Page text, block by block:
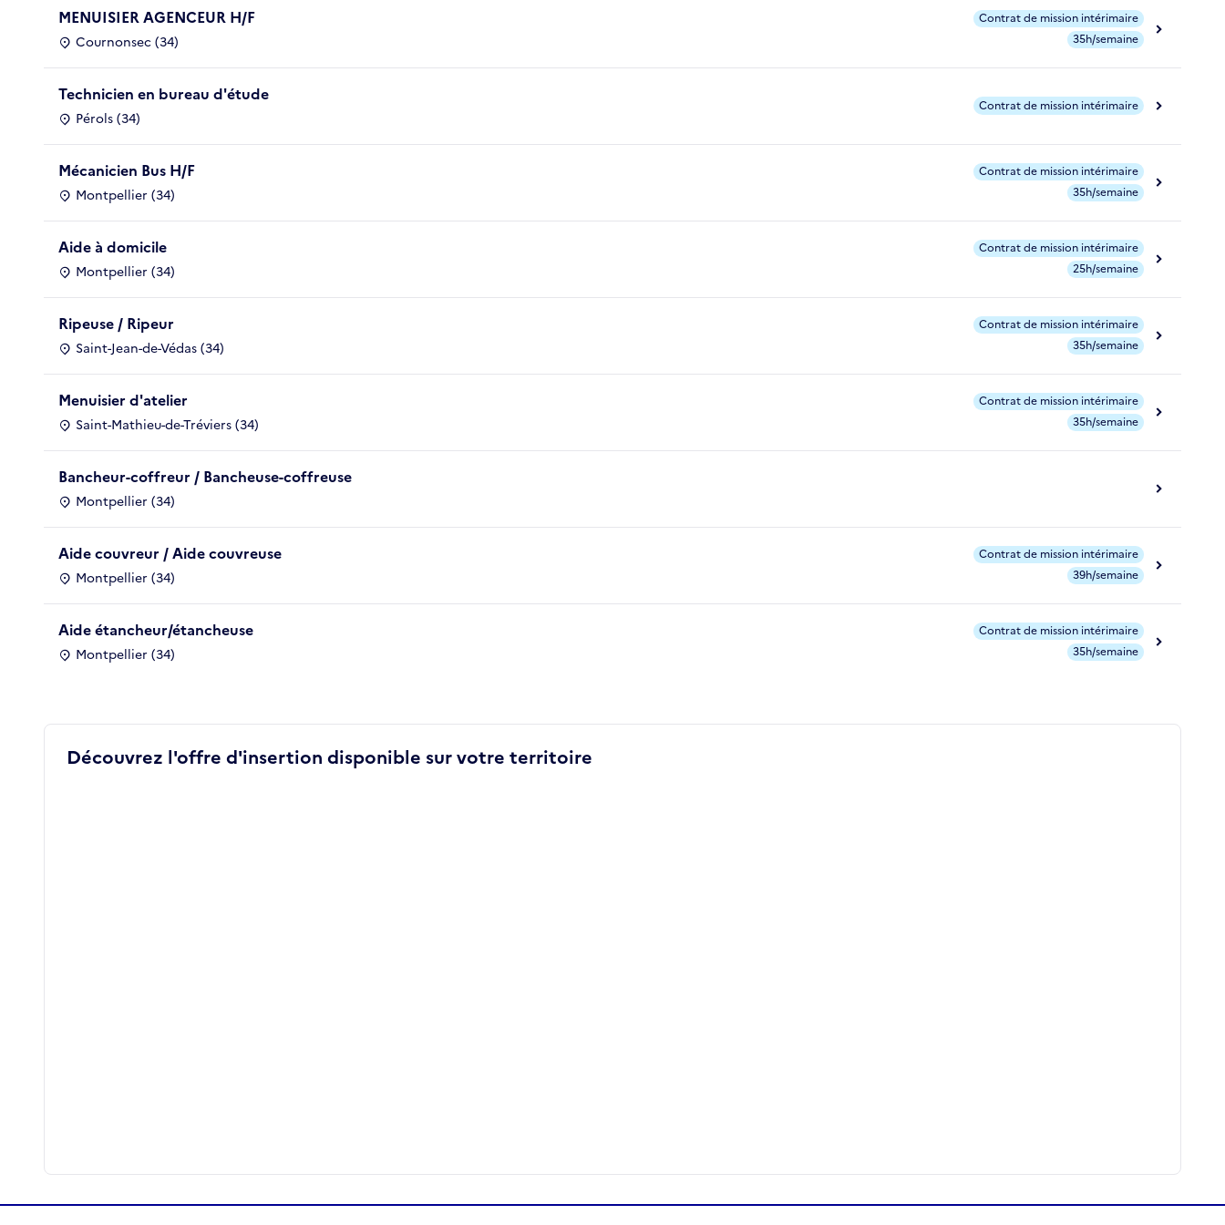
MENUISIER AGENCEUR H/F
Cournonsec (34)
Contrat de mission intérimaire
35h/semaine
Technicien en bureau d'étude
Pérols (34)
Contrat de mission intérimaire
Mécanicien Bus H/F
Montpellier (34)
Contrat de mission intérimaire
35h/semaine
Aide à domicile
Montpellier (34)
Contrat de mission intérimaire
25h/semaine
Ripeuse / Ripeur
Saint-Jean-de-Védas (34)
Contrat de mission intérimaire
35h/semaine
Menuisier d'atelier
Saint-Mathieu-de-Tréviers (34)
Contrat de mission intérimaire
35h/semaine
Bancheur-coffreur / Bancheuse-coffreuse
Montpellier (34)
Aide couvreur / Aide couvreuse
Montpellier (34)
Contrat de mission intérimaire
39h/semaine
Aide étancheur/étancheuse
Montpellier (34)
Contrat de mission intérimaire
35h/semaine
Découvrez l'offre d'insertion disponible sur votre territoire